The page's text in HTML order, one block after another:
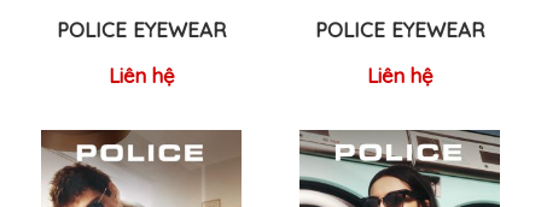
POLICE EYEWEAR
Liên hệ
POLICE EYEWEAR
Liên hệ